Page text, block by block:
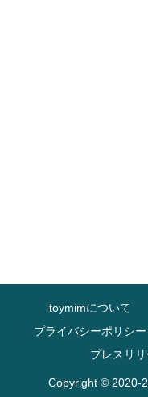
toymimについて
プライバシーポリシー
プレスリ
Copyright © 2020-